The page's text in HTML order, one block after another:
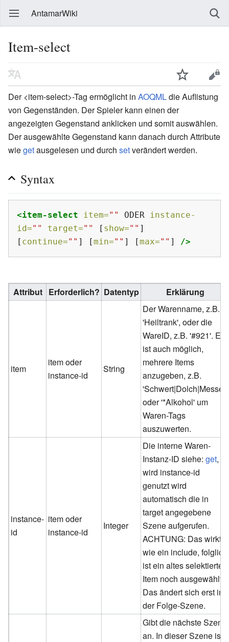
AntamarWiki
Item-select
Der <item-select>-Tag ermöglicht in AOQMLdie Auflistung
von Gegenständen. Der Spieler kann einen der
angezeigten Gegenstand anklicken und somit auswählen.
Der ausgewählte Gegenstand kann danach durch Attribute
wiegetausgelesen und durch setverändert werden.
Syntax
<item-select item="" ODER
instance-
id="" target="" [ show="" ]
[ continue="" ] [min="" ] [max="" ] />
Attribut Erforderlich? Datentyp Erklärung
item
item oder
instance-id
String
Der Warenname, z.B.
'Heiltrank', oder die
WareID, z.B. '#921'. Es
ist auch möglich,
mehrere Items
anzugeben, z.B.
'Schwert|Dolch|Messer'
oder '*Alkohol' um
Waren-Tags
auszuwerten.
instance-
id
item oder
instance-id
Integer
Die interne Waren-
Instanz-ID siehe:get,
wird instance-id
genutzt wird
automatisch die in
target angegebene
Szene aufgerufen.
ACHTUNG: Das wirkt
wie ein include, folglich
ist ein altes selektiertes
Item noch ausgewählt.
Das ändert sich erst in
der Folge-Szene.
Gibt die nächste Szene
an. In dieser Szene ist